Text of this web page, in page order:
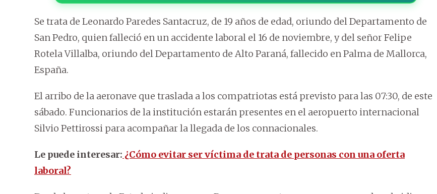
Se trata de Leonardo Paredes Santacruz, de 19 años de edad, oriundo del Departamento de
San Pedro, quien falleció en un accidente laboral el 16 de noviembre, y del señor Felipe
Rotela Villalba, oriundo del Departamento de Alto Paraná, fallecido en Palma de Mallorca,
España.
El arribo de la aeronave que traslada a los compatriotas está previsto para las 07:30, de este
sábado. Funcionarios de la institución estarán presentes en el aeropuerto internacional
Silvio Pettirossi para acompañar la llegada de los connacionales.
Le puede interesar: ¿Cómo evitar ser víctima de trata de personas con una oferta
laboral?